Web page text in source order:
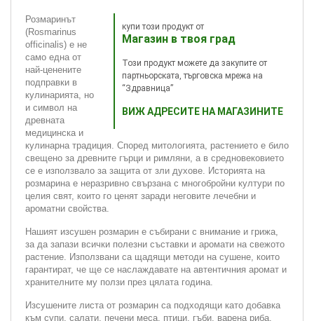
купи този продукт от
Магазин в твоя град
Този продукт можете да закупите от
партньорската, търговска мрежа на
“Здравница”
ВИЖ АДРЕСИТЕ НА МАГАЗИНИТЕ
Розмаринът
(Rosmarinus
officinalis) е не
само една от
най-ценените
подправки в
кулинарията, но
и символ на
древната
медицинска и
кулинарна традиция. Според митологията, растението е било
свещено за древните гърци и римляни, а в средновековието
се е използвало за защита от зли духове. Историята на
розмарина е неразривно свързана с многобройни култури по
целия свят, които го ценят заради неговите лечебни и
ароматни свойства.
Нашият изсушен розмарин е събирани с внимание и грижа,
за да запази всички полезни съставки и аромати на свежото
растение. Използвани са щадящи методи на сушене, които
гарантират, че ще се наслаждавате на автентичния аромат и
хранителните му ползи през цялата година.
Изсушените листа от розмарин са подходящи като добавка
към супи, салати, печени меса, птици, гъби, варена риба,